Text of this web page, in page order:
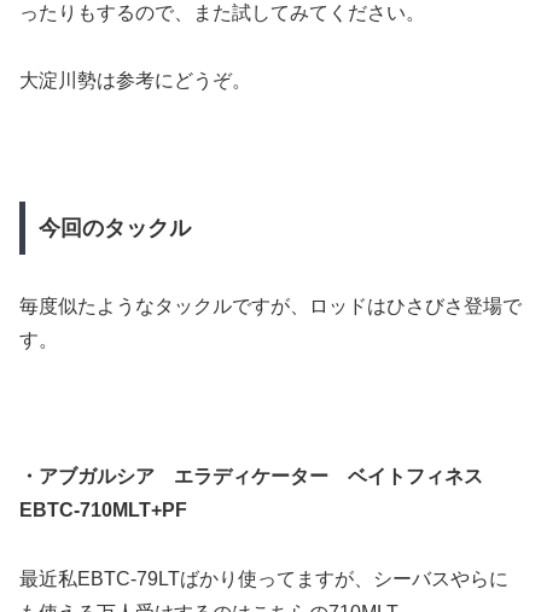
ったりもするので、また試してみてください。
大淀川勢は参考にどうぞ。
今回のタックル
毎度似たようなタックルですが、ロッドはひさびさ登場で
す。
・アブガルシア エラディケーター ベイトフィネス
EBTC-710MLT+PF
最近私EBTC-79LTばかり使ってますが、シーバスやらに